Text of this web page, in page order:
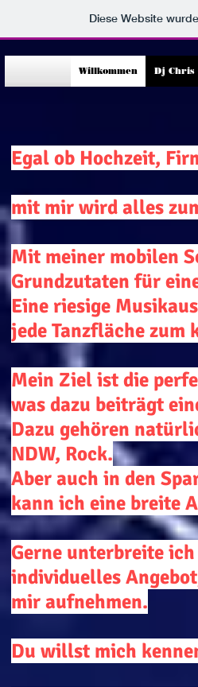
Diese Website
Willkommen Dj Chris
Egal ob Hochzeit,
mit mir wird alles
Mit meiner mobilen
Grundzutaten für
Eine riesige
jede Tanzfläche zum
Mein Ziel ist die
was dazu beiträgt
Dazu gehören
NDW, Rock.
Aber auch in den
kann ich eine breite
Gerne unterbreite
individuelles
mir aufnehmen.
Du willst mich